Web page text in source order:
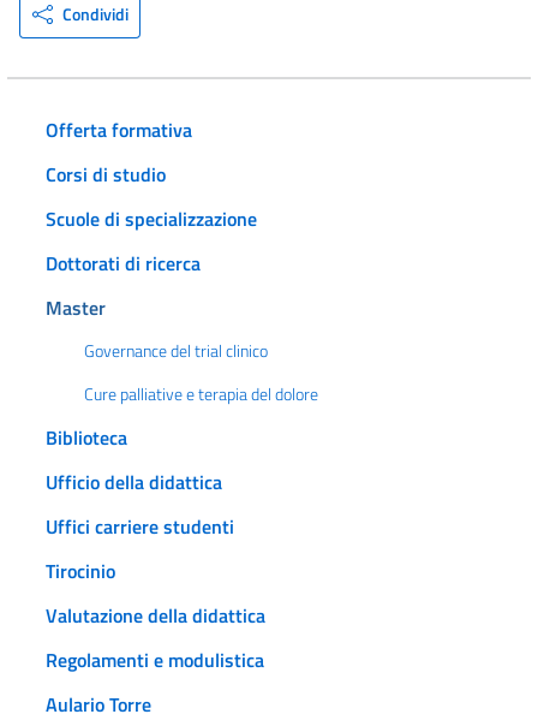
Condividi
Offerta formativa
Corsi di studio
Scuole di specializzazione
Dottorati di ricerca
Master
Governance del trial clinico
Cure palliative e terapia del dolore
Biblioteca
Ufficio della didattica
Uffici carriere studenti
Tirocinio
Valutazione della didattica
Regolamenti e modulistica
Aulario Torre